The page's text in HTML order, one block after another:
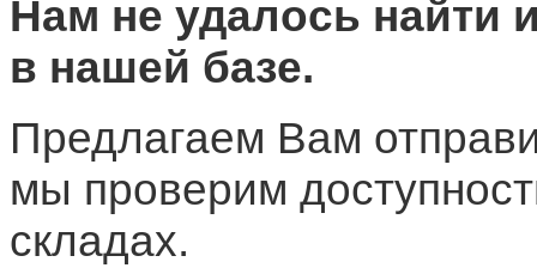
Нам не удалось найти
в нашей базе.
Предлагаем Вам
мы проверим
складах.